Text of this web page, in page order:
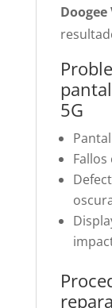
Doogee
5G